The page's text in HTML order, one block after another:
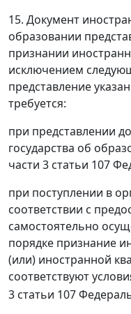
15. Документ
образовании
признании
исключением
представление
требуется:
при представлении
государства об
части 3 статьи 107
при поступлении в
соответствии с
самостоятельно
порядке признание
(или) иностранной
соответствуют
3 статьи 107